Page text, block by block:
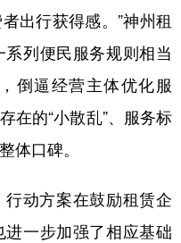
出行获得感。”神州租
列便民服务规则相当
倒逼经营主体优化服
在的“小散乱”、服务标
体口碑。
动方案在鼓励租赁企
一步加强了相应基础